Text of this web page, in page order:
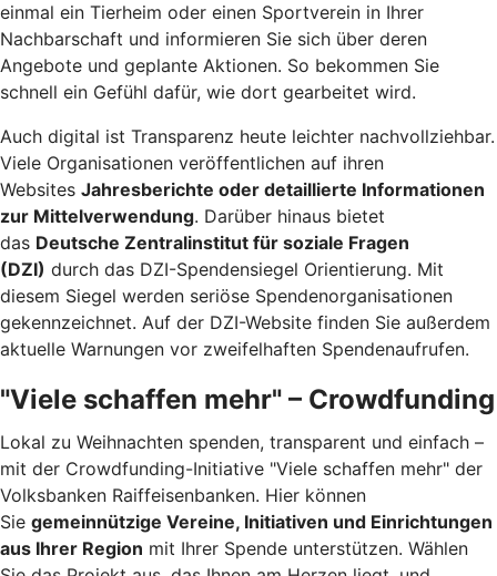
einmal ein Tierheim oder einen Sportverein in Ihrer
Nachbarschaft und informieren Sie sich über deren
Angebote und geplante Aktionen. So bekommen Sie
schnell ein Gefühl dafür, wie dort gearbeitet wird.
Auch digital ist Transparenz heute leichter nachvollziehbar.
Viele Organisationen veröffentlichen auf ihren
Websites Jahresberichte oder detaillierte Informationen
zur Mittelverwendung. Darüber hinaus bietet
das Deutsche Zentralinstitut für soziale Fragen
(DZI) durch das DZI-Spendensiegel Orientierung. Mit
diesem Siegel werden seriöse Spendenorganisationen
gekennzeichnet. Auf der DZI-Website finden Sie außerdem
aktuelle Warnungen vor zweifelhaften Spendenaufrufen.
"Viele schaffen mehr" – Crowdfunding
Lokal zu Weihnachten spenden, transparent und einfach –
mit der Crowdfunding-Initiative "Viele schaffen mehr" der
Volksbanken Raiffeisenbanken. Hier können
Sie gemeinnützige Vereine, Initiativen und Einrichtungen
aus Ihrer Region mit Ihrer Spende unterstützen. Wählen